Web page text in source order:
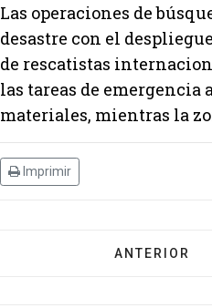
Las operaciones de
desastre con el
de rescatistas
las tareas de
materiales, mientras la
Imprimir
ANTERIOR